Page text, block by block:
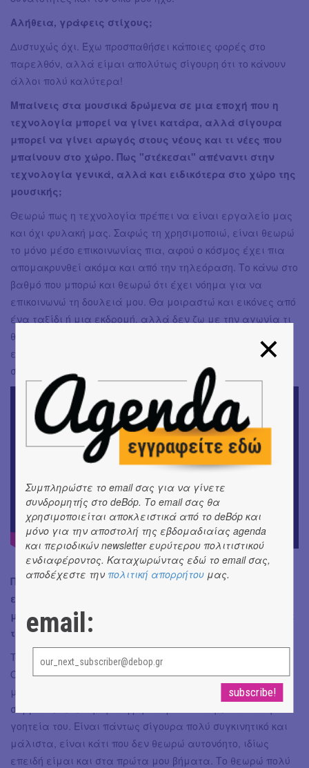
Αλήθεια, γράφεις στίχους;
Δυστυχώς όχι. Έχω προσπαθήσει κάποιες φορές στο
παρελθόν, αλλά είμαι απολύτως σίγουρη ότι το κάνουν
άλλοι πολύ καλύτερα!
Μπαίνεις στα μουσικά δρώμενα σε μια εποχή που η
τεχνολογία μπορεί να γίνει κατάρα, αλλά σίγουρα
μπορεί να γίνει αρωγός στους νέους και τι νέες που
μπαίνουν στο χώρο. Πως "στέκεσαι" απέναντι στην
τεχνολογία γενικά, αλλά και ειδικότερα στο χώρο της
μουσικής;
Θεωρώ πως η τεχνολογία πρέπει να είναι εργαλείο μας
και όχι φυλακή μας. Σαφώς τη χρησιμοποιώ, είναι θεωρώ
το μόνο μέσο επικοινωνίας πια, αφού ο κόσμος έχει πια
απομακρυνθεί ακόμα και από την τηλεόραση. Το κάνω στο
βαθμό που μπορώ και θεωρώ ότι έχει νόημα για να
επικοινωνώ τη δουλειά μου. Θα μοιραστώ και εικόνες από
ένα ταξίδι ή μια εκδρομή, αλλά δεν ζω με την αγωνία τι
θα ανεβάσω και τι θα δείξω. Το κάνω κυρίως για
επαγγελματικούς λόγους δηλαδή. Επιλέγω πολύ
συνειδητά να έχω εμπειρίες έξω από τα social media.
Πέρα από τα "Ενδεχόμενα" και τη ραδιοφωνική
επιτυχία του "Είναι κρίμα", μου αρέσει το "Όλα θα τα
μπορώ". Πες μου την αίσθηση να ακούς να τραγουδάνε
τα τραγούδια σου;
Την πρώτη φορά που συνέβη σε συναυλία, ξαφνιάστηκα.
Ομολογώ πως είναι μια στιγμή μαγείας. Δεν ξέρω αν
μπορώ με λόγια να περιγράψω αυτό το συναίσθημα,
συμβαίνει εκείνη τη στιγμή και μόνο. Αυτή είναι και η
γοητεία του. Είναι πάντως σίγουρα πολύ συγκινητικό και
μάλιστα, είναι κάτι που δεν θεωρώ αυτονόητο, ιδίως
επειδή είμαι και στα πρώτα μου βήματα. Το θεωρώ πολύ
Συμπληρώστε το email σας για να γίνετε
συνδρομητής στο deBόp. Το email σας θα
χρησιμοποιείται αποκλειστικά από το deBόp και
μόνο για την αποστολή της εβδομαδιαίας agenda
και περιοδικών newsletter ευρύτερου πολιτιστικού
ενδιαφέροντος. Καταχωρώντας εδώ το email σας,
αποδέχεστε την πολιτική απορρήτου μας.
email: